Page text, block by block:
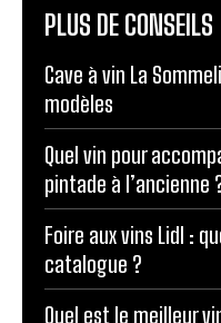
PLUS DE CONSEILS
Cave à vin La
modèles
Quel vin pour
pintade à l’ancienne
Foire aux vins Lidl :
catalogue ?
Quel est le meilleur